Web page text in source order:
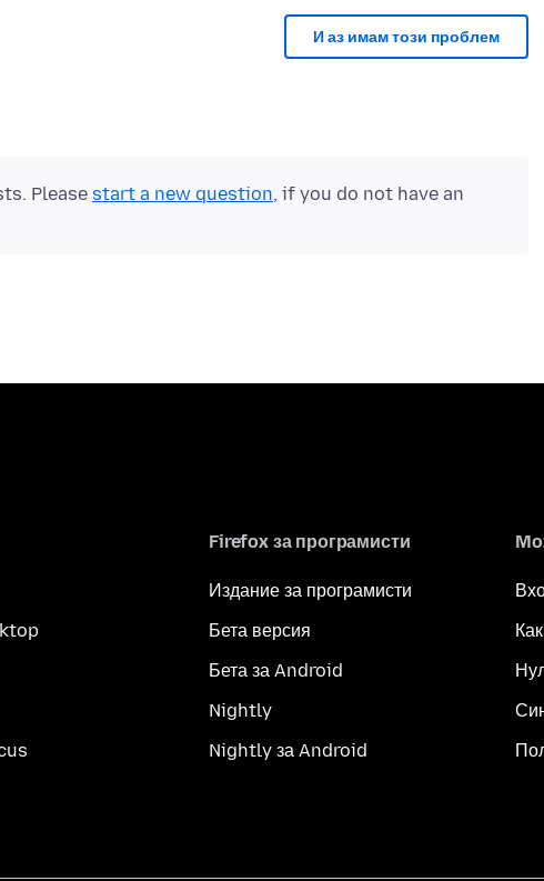
И аз имам този проблем
Please start a new question, if you do not have an
Firefox за програмисти
Издание за програмисти
Бета версия
Бета за Android
Nightly
Nightly за Android